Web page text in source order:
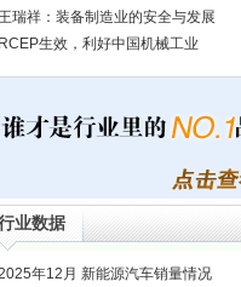
王瑞祥：装备制造业的安全与发展
RCEP生效，利好中国机械工业
业数据
年12月 新能源汽车销量情况